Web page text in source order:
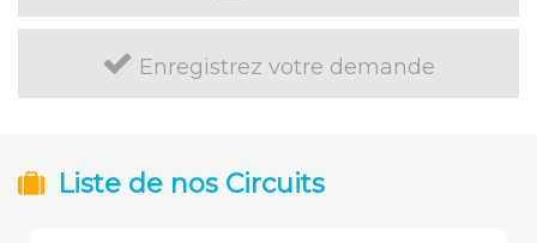
Enregistrez votre demande
Liste de nos Circuits